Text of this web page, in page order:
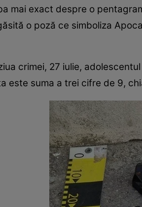
mai exact despre o
o poză ce simboliza
crimei, 27 iulie,
este suma a trei cifre de 9,